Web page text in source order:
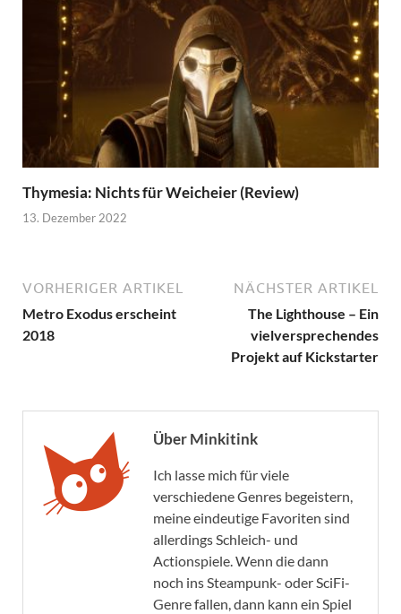
Thymesia: Nichts für Weicheier (Review)
13. Dezember 2022
VORHERIGER ARTIKEL
Metro Exodus erscheint
2018
NÄCHSTER ARTIKEL
The Lighthouse – Ein
vielversprechendes
Projekt auf Kickstarter
Über Minkitink
Ich lasse mich für viele
verschiedene Genres begeistern,
meine eindeutige Favoriten sind
allerdings Schleich- und
Actionspiele. Wenn die dann
noch ins Steampunk- oder SciFi-
Genre fallen, dann kann ein Spiel